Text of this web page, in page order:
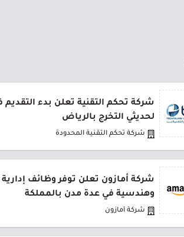
شركة تحكم التقنية تعلن بدء التقديم
لحديثي التخرج بالرياض
شركة تحكم التقنية المحدودة
شركة أمازون تعلن توفر وظائف إدارية
وهندسية في عدة مدن بالمملكة
شركة أمازون